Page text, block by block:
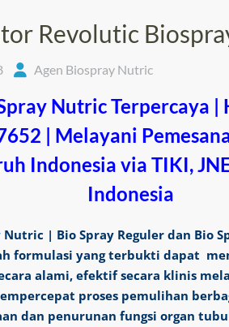
Revolutic
Agen Biospray Nutric
Nutric Terpercaya |
| Melayani
Indonesia via TIKI,
Indonesia
Nutric | Bio Spray Reguler dan Bio
formulasi yang terbukti dapat
alami, efektif secara klinis
proses pemulihan
dan penurunan fungsi organ